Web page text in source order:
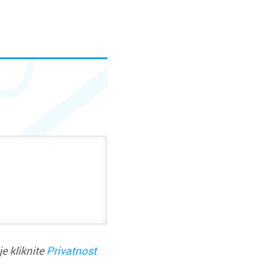
kliknitePrivatnost